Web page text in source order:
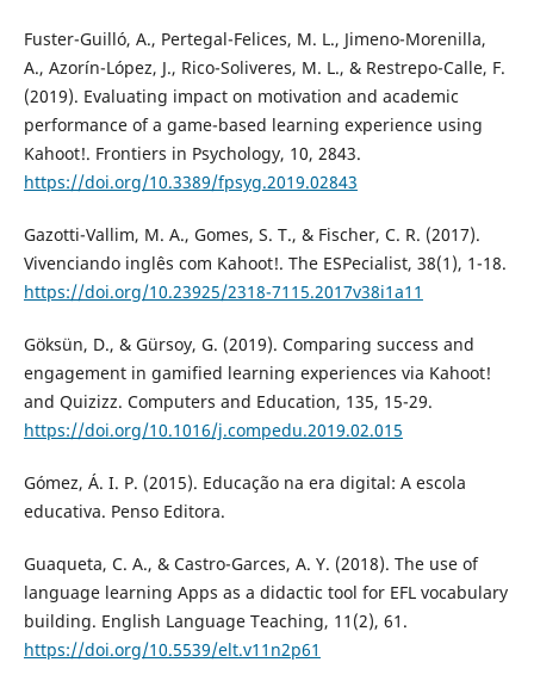
Fuster-Guilló, A., Pertegal-Felices, M. L., Jimeno-Morenilla,
A., Azorín-López, J., Rico-Soliveres, M. L., & Restrepo-Calle, F.
(2019). Evaluating impact on motivation and academic
performance of a game-based learning experience using
Kahoot!. Frontiers in Psychology, 10, 2843.
https://doi.org/10.3389/fpsyg.2019.02843
Gazotti-Vallim, M. A., Gomes, S. T., & Fischer, C. R. (2017).
Vivenciando inglês com Kahoot!. The ESPecialist, 38(1), 1-18.
https://doi.org/10.23925/2318-7115.2017v38i1a11
Göksün, D., & Gürsoy, G. (2019). Comparing success and
engagement in gamified learning experiences via Kahoot!
and Quizizz. Computers and Education, 135, 15-29.
https://doi.org/10.1016/j.compedu.2019.02.015
Gómez, Á. I. P. (2015). Educação na era digital: A escola
educativa. Penso Editora.
Guaqueta, C. A., & Castro-Garces, A. Y. (2018). The use of
language learning Apps as a didactic tool for EFL vocabulary
building. English Language Teaching, 11(2), 61.
https://doi.org/10.5539/elt.v11n2p61